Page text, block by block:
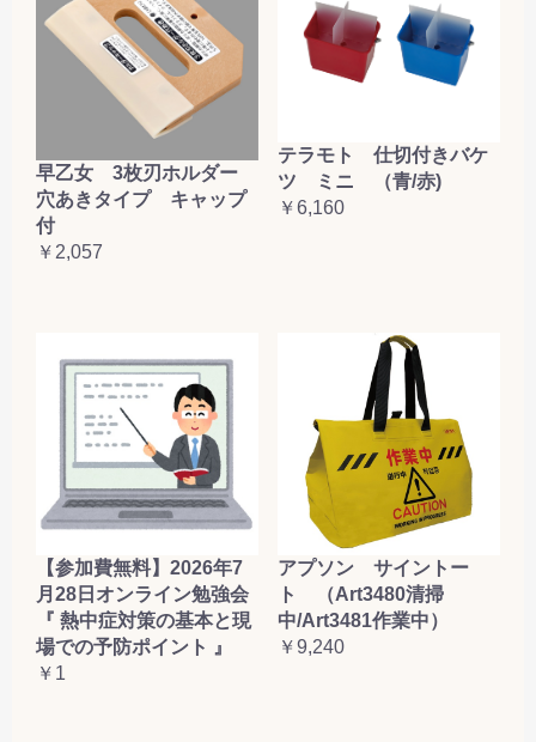
早乙女 3枚刃ホルダー
穴あきタイプ キャップ
付
￥2,057
テラモト 仕切付きバケ
ツ ミニ （青/赤)
￥6,160
【参加費無料】2026年7
月28日オンライン勉強会
『 熱中症対策の基本と現
場での予防ポイント 』
￥1
アプソン サイントー
ト （Art3480清掃
中/Art3481作業中）
￥9,240